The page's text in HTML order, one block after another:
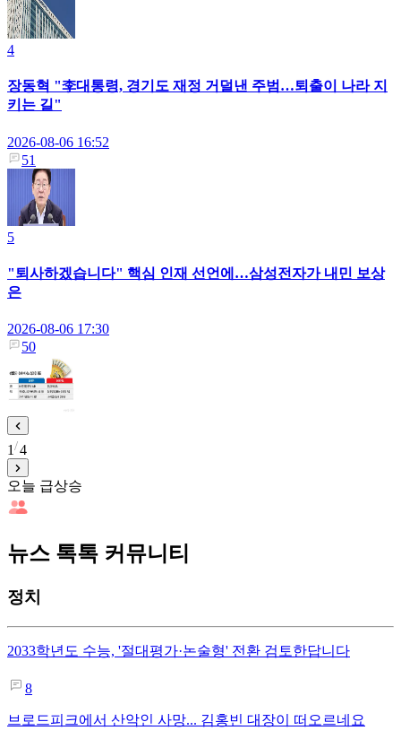
4
장동혁 "李대통령, 경기도 재정 거덜낸 주범…퇴출이 나라 지
키는 길"
2026-08-06 16:52
51
5
"퇴사하겠습니다" 핵심 인재 선언에…삼성전자가 내민 보상
은
2026-08-06 17:30
50
1 4
오늘 급상승
뉴스 톡톡 커뮤니티
정치
2033학년도 수능, '절대평가·논술형' 전환 검토한답니다
8
브로드피크에서 산악인 사망... 김홍빈 대장이 떠오르네요